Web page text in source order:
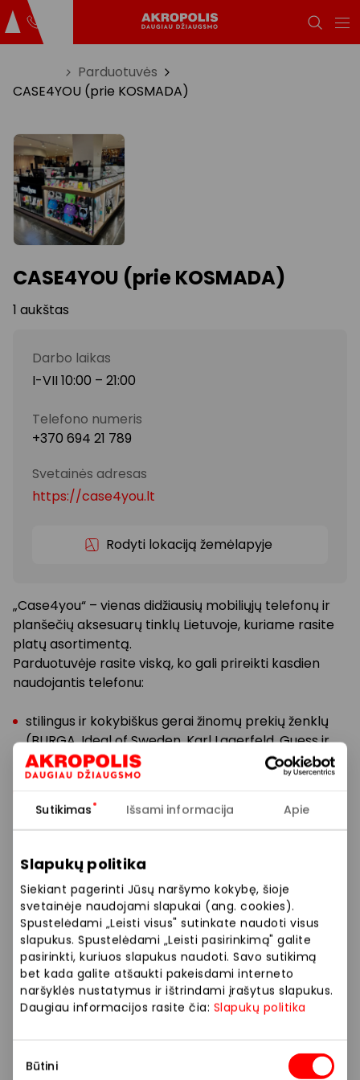
Sutikimas Išsami informacija Apie
Slapukų politika
Siekiant pagerinti Jūsų naršymo kokybę, šioje
svetainėje naudojami slapukai (ang. cookies).
Spustelėdami „Leisti visus" sutinkate naudoti visus
slapukus. Spustelėdami „Leisti pasirinkimą" galite
pasirinkti, kuriuos slapukus naudoti. Savo sutikimą
bet kada galite atšaukti pakeisdami interneto
naršyklės nustatymus ir ištrindami įrašytus slapukus.
Daugiau informacijos rasite čia: Slapukų politika
pasirinkimas
Būtini
Parduotuvės
CASE4YOU (prie KOSMADA)
CASE4YOU (prie KOSMADA)
1 aukštas
Darbo laikas
I-VII 10:00 – 21:00
Telefono numeris
+370 694 21 789
Svetainės adresas
https://case4you.lt
Rodyti lokaciją žemėlapyje
„Case4you“ – vienas didžiausių mobiliųjų telefonų ir
planšečių aksesuarų tinklų Lietuvoje, kuriame rasite
platų asortimentą.
Parduotuvėje rasite viską, ko gali prireikti kasdien
naudojantis telefonu:
stilingus ir kokybiškus gerai žinomų prekių ženklų
(BURGA, Ideal of Sweden, Karl Lagerfeld, Guess ir
kt.) telefonų ir planšečių dėklus;
telefonų modeliams, jų kameroms ir planšetėms;
baterijas;
garso įrenginius – kolonėles, ausines ir jų dėklus;
išmaniųjų laikrodžių aksesuarus, „AirTag“ dėklus,
trikojus ir kt.
Apsiperkant fizinėje parduotuvėje, klientų patogumui
NEMOKAMAI teikiama apsauginių ekrano stiklų
klijavimo paslauga.